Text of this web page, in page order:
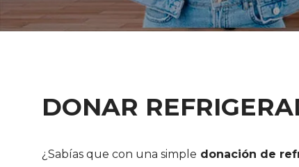
DONAR
¿Sabías que con una simple donación de